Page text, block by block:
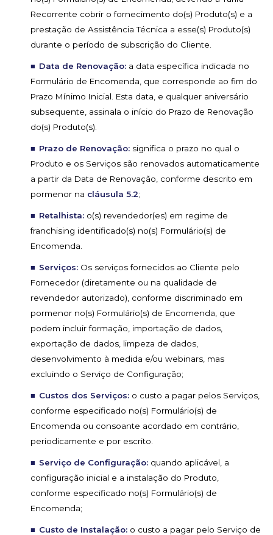
Recorrente cobrir o fornecimento do(s) Produto(s) e a
prestação de Assistência Técnica a esse(s) Produto(s)
durante o período de subscrição do Cliente.
Data de Renovação: a data específica indicada no
Formulário de Encomenda, que corresponde ao fim do
Prazo Mínimo Inicial. Esta data, e qualquer aniversário
subsequente, assinala o início do Prazo de Renovação
do(s) Produto(s).
Prazo de Renovação: significa o prazo no qual o
Produto e os Serviços são renovados automaticamente
a partir da Data de Renovação, conforme descrito em
pormenor na cláusula 5.2;
Retalhista: o(s) revendedor(es) em regime de
franchising identificado(s) no(s) Formulário(s) de
Encomenda.
Serviços: Os serviços fornecidos ao Cliente pelo
Fornecedor (diretamente ou na qualidade de
revendedor autorizado), conforme discriminado em
pormenor no(s) Formulário(s) de Encomenda, que
podem incluir formação, importação de dados,
exportação de dados, limpeza de dados,
desenvolvimento à medida e/ou webinars, mas
excluindo o Serviço de Configuração;
Custos dos Serviços: o custo a pagar pelos Serviços,
conforme especificado no(s) Formulário(s) de
Encomenda ou consoante acordado em contrário,
periodicamente e por escrito.
Serviço de Configuração: quando aplicável, a
configuração inicial e a instalação do Produto,
conforme especificado no(s) Formulário(s) de
Encomenda;
Custo de Instalação: o custo a pagar pelo Serviço de